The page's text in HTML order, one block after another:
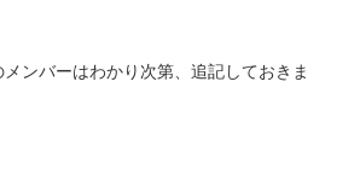
ンバーはわかり次第、追記しておきま